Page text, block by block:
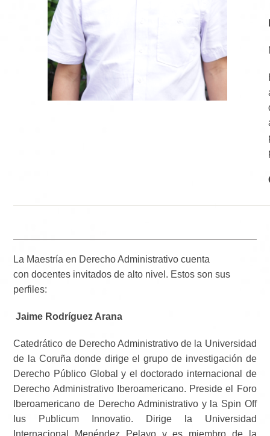
La Maestría en Derecho Administrativo cuenta
con docentes invitados de alto nivel. Estos son sus
perfiles:
Jaime Rodríguez Arana
Catedrático de Derecho Administrativo de la Universidad
de la Coruña donde dirige el grupo de investigación de
Derecho Público Global y el doctorado internacional de
Derecho Administrativo Iberoamericano. Preside el Foro
Iberoamericano de Derecho Administrativo y la Spin Off
Ius Publicum Innovatio. Dirige la Universidad
Internacional Menéndez Pelayo y es miembro de la